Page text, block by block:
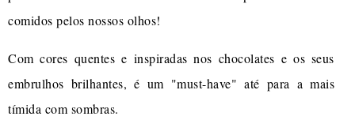
comidos pelos nossos olhos!
Com cores quentes e inspiradas nos chocolates e os seus
embrulhos brilhantes, é um "must-have" até para a mais
tímida com sombras.